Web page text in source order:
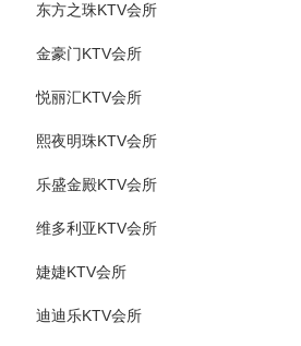
东方之珠KTV会所
金豪门KTV会所
悦丽汇KTV会所
熙夜明珠KTV会所
乐盛金殿KTV会所
维多利亚KTV会所
婕婕KTV会所
迪迪乐KTV会所